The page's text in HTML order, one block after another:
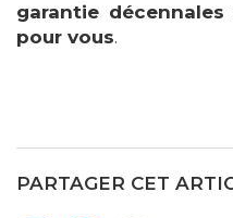
garantie
pour vous.
PARTAGER CET